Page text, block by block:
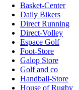
Basket-Center
Daily Bikers
Direct Running
Direct-Volley
Espace Golf
Foot-Store
Galop Store
Golf and co
Handball-Store
House of Rugby